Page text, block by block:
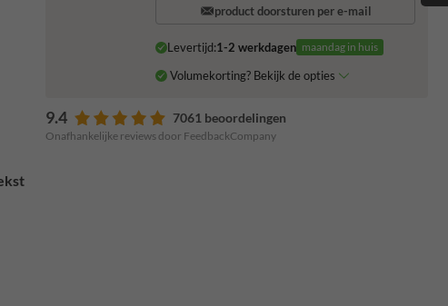
product doorsturen per e-mail
Levertijd:1-2 werkdagen maandag in huis
Volumekorting? Bekijk de opties
9.4 7061 beoordelingen
Onafhankelijke reviews door FeedbackCompany